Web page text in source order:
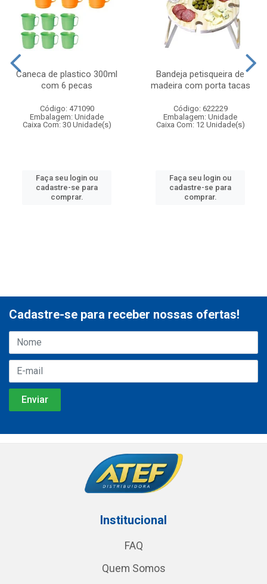
Caneca de plastico 300ml
com 6 pecas
Código: 471090
Embalagem: Unidade
Caixa Com: 30 Unidade(s)
Faça seu login ou
cadastre-se para
comprar.
Bandeja petisqueira de
madeira com porta tacas
Código: 622229
Embalagem: Unidade
Caixa Com: 12 Unidade(s)
Faça seu login ou
cadastre-se para
comprar.
Cadastre-se para receber nossas ofertas!
Institucional
FAQ
Quem Somos